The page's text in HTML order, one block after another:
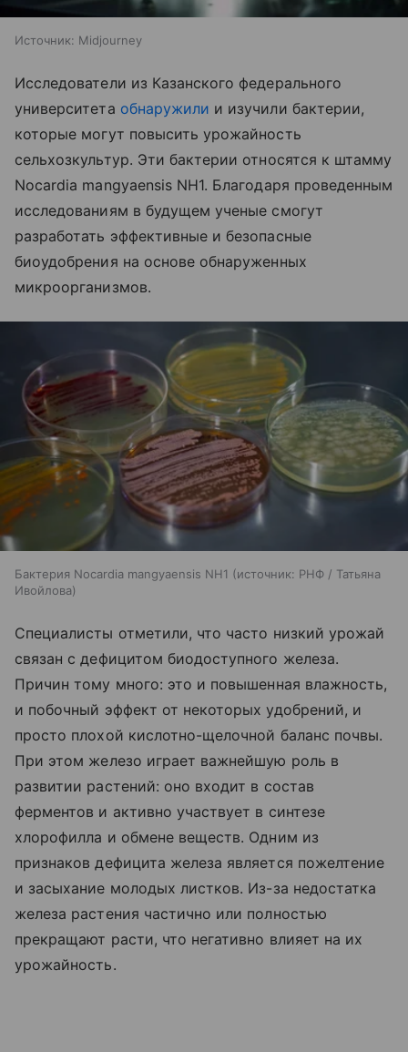
Источник: Midjourney
Исследователи из Казанского федерального
университета обнаружили и изучили бактерии,
которые могут повысить урожайность
сельхозкультур. Эти бактерии относятся к штамму
Nocardia mangyaensis NH1. Благодаря проведенным
исследованиям в будущем ученые смогут
разработать эффективные и безопасные
биоудобрения на основе обнаруженных
микроорганизмов.
Бактерия Nocardia mangyaensis NH1 источник: РНФ / Татьяна
Ивойлова
Специалисты отметили, что часто низкий урожай
связан с дефицитом биодоступного железа.
Причин тому много: это и повышенная влажность,
и побочный эффект от некоторых удобрений, и
просто плохой кислотно-щелочной баланс почвы.
При этом железо играет важнейшую роль в
развитии растений: оно входит в состав
ферментов и активно участвует в синтезе
хлорофилла и обмене веществ. Одним из
признаков дефицита железа является пожелтение
и засыхание молодых листков. Из-за недостатка
железа растения частично или полностью
прекращают расти, что негативно влияет на их
урожайность.